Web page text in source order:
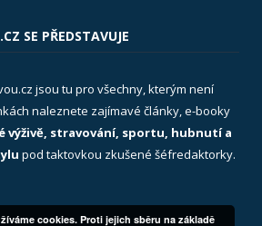
SE PŘEDSTAVUJE
jsou tu pro všechny, kterým není
naleznete zajímavé články, e-booky
výživě, stravování, sportu, hubnutí a
pod taktovkou zkušené šéfredaktorky.
cookies. Proti jejich sběru na základě